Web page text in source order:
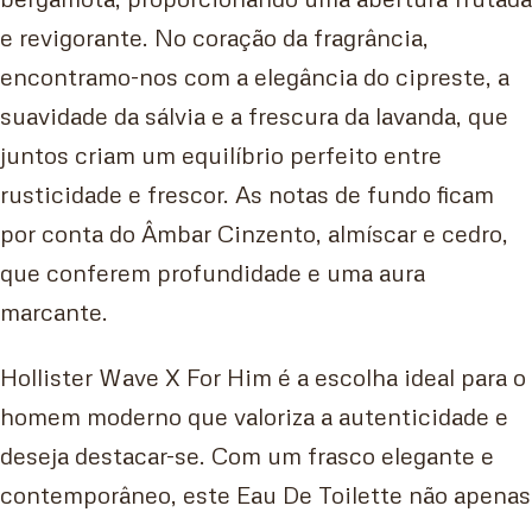
e revigorante. No coração da fragrância,
encontramo-nos com a elegância do cipreste, a
suavidade da sálvia e a frescura da lavanda, que
juntos criam um equilíbrio perfeito entre
rusticidade e frescor. As notas de fundo ficam
por conta do Âmbar Cinzento, almíscar e cedro,
que conferem profundidade e uma aura
marcante.
Hollister Wave X For Him é a escolha ideal para o
homem moderno que valoriza a autenticidade e
deseja destacar-se. Com um frasco elegante e
contemporâneo, este Eau De Toilette não apenas